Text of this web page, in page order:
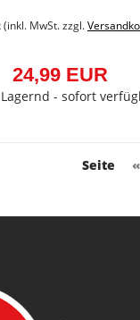
(inkl. MwSt. zzgl.
24,99 EUR
Lagernd - sofort
Seite «